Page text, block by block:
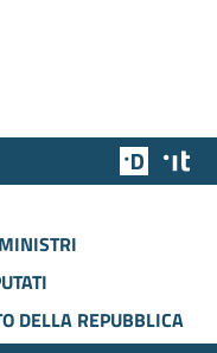
Team
DELLA REPUBBLICA